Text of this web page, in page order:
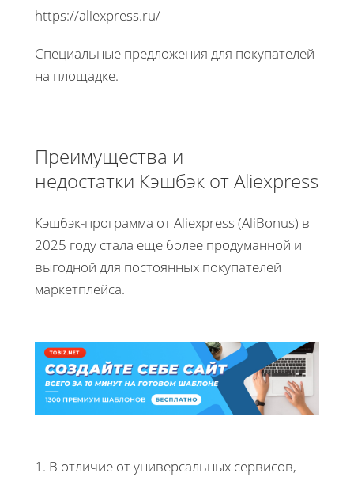
https://aliexpress.ru/
Специальные предложения для покупателей
на площадке.
Преимущества и
недостатки Кэшбэк от Aliexpress
Кэшбэк-программа от Aliexpress (AliBonus) в
2025 году стала еще более продуманной и
выгодной для постоянных покупателей
маркетплейса.
1. В отличие от универсальных сервисов,